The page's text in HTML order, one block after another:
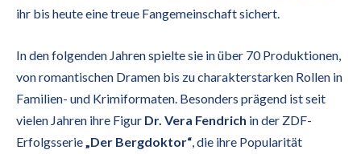
ihr bis heute eine treue Fangemeinschaft sichert.
In den folgenden Jahren spielte sie in über 70 Produktionen,
von romantischen Dramen bis zu charakterstarken Rollen in
Familien- und Krimiformaten. Besonders prägend ist seit
vielen Jahren ihre Figur Dr. Vera Fendrich in der ZDF-
Erfolgsserie „Der Bergdoktor“ , die ihre Popularität